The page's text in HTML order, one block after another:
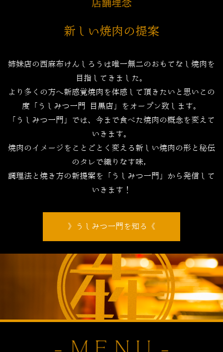
新しい焼肉の提案
姉妹店の西麻布けんしろうは唯一無二のおもてなし焼肉を
目指してきました。
より多くの方へ新感覚焼肉を体感して頂きたいと思いこの
度「うしみつ一門 目黒店」をオープン致します。
「うしみつ一門」では、今まで食べた焼肉の概念を変えて
いきます。
焼肉のイメージをことごとく変える新しい焼肉の形と秘伝
のタレで織りなす味，
調理法と焼き方の新提案を「うしみつ一門」から発信して
いきます！
うしみつ一門を知る